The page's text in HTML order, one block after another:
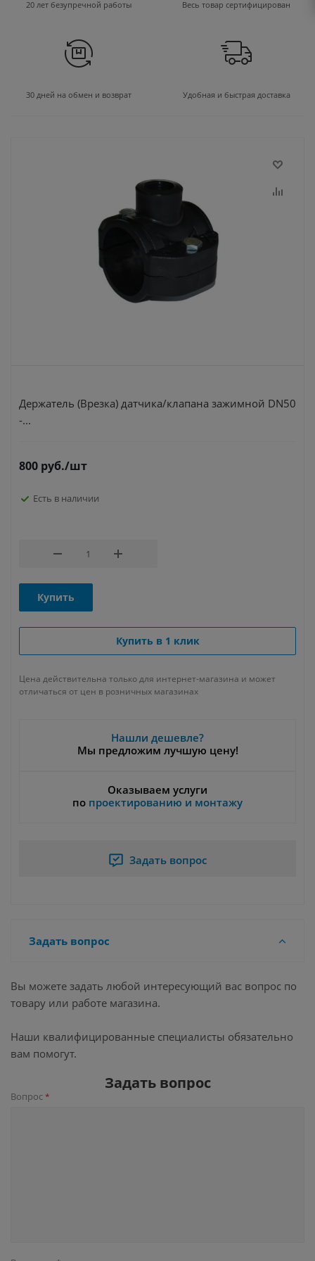
20 лет безупречной работы Весь товар сертифицирован
30 дней на обмен и возврат Удобная и быстрая доставка
Держатель (Врезка) датчика/клапана зажимной DN50
-...
800 руб./шт
Есть в наличии
Купить
Купить в 1 клик
Цена действительна только для интернет-магазина и может
отличаться от цен в розничных магазинах
Нашли дешевле?
Мы предложим лучшую цену!
Оказываем услуги
по проектированию и монтажу
Задать вопрос
Задать вопрос
Вы можете задать любой интересующий вас вопрос по
товару или работе магазина.
Наши квалифицированные специалисты обязательно
вам помогут.
Задать вопрос
Вопрос*